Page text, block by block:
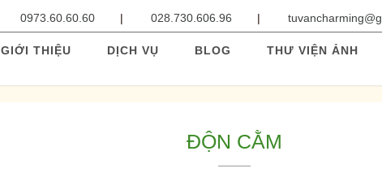
0973.60.60.60 028.730.606.96
GIỚI THIỆU DỊCH VỤ BLOG THƯ VIỆN ẢNH
ĐỘN CẰM